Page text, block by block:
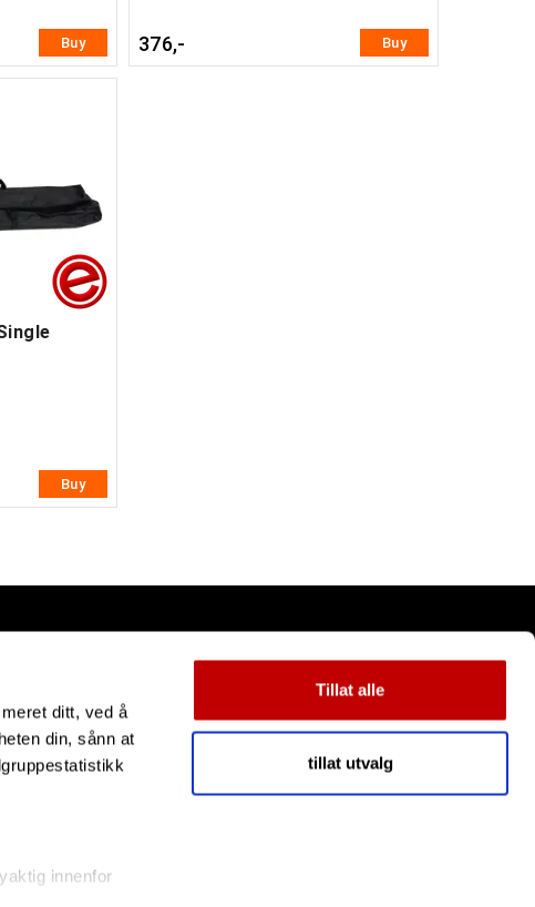
ditt, ved å
din, sånn at
innenfor
Tillat alle
tillat utvalg
Buy 376,- Buy
Buy